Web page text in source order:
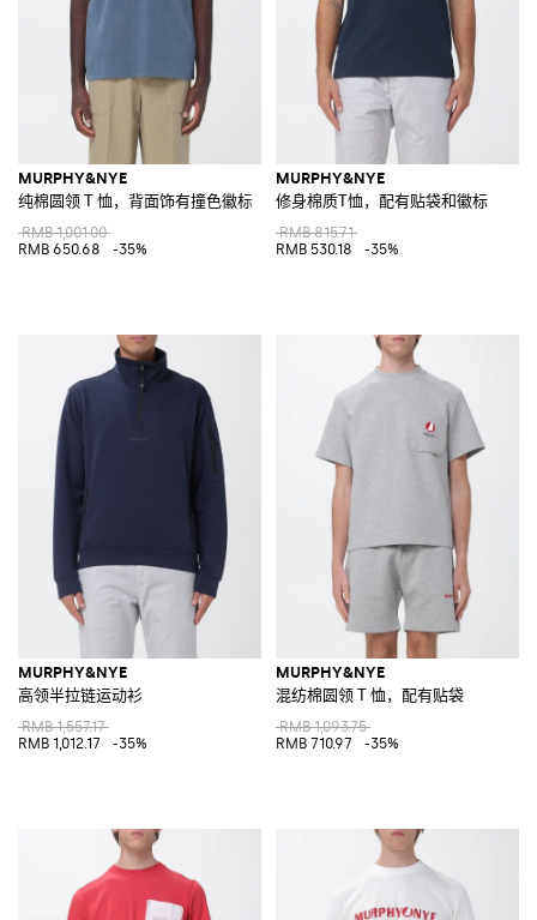
MURPHY&NYE
纯棉圆领 T 恤，背面饰有撞色徽标
RMB 1,001.00
RMB 650.68
-35%
MURPHY&NYE
修身棉质T恤，配有贴袋和徽标
RMB 815.71
RMB 530.18
-35%
MURPHY&NYE
高领半拉链运动衫
RMB 1,557.17
RMB 1,012.17
-35%
MURPHY&NYE
混纺棉圆领 T 恤，配有贴袋
RMB 1,093.75
RMB 710.97
-35%